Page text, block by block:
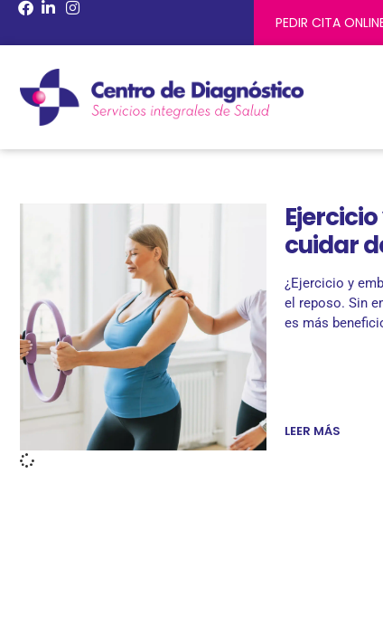
PEDIR CITA
cuidar
¿Ejercicio y
el reposo. Sin
es más
LEER MÁS